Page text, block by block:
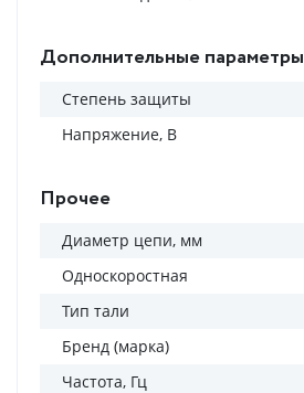
Дополнительные параметры
Степень защиты
Напряжение, В
Прочее
Диаметр цепи, мм
Односкоростная
Тип тали
Бренд (марка)
Частота, Гц